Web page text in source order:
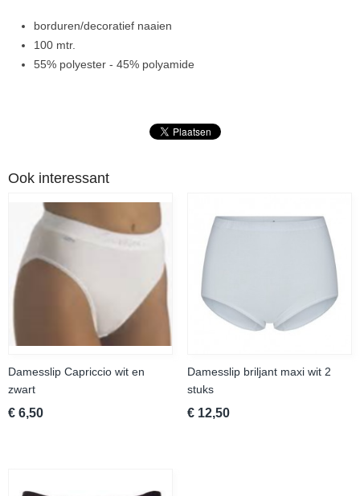
borduren/decoratief naaien
100 mtr.
55% polyester - 45% polyamide
Ook interessant
Damesslip Capriccio wit en
zwart
€ 6,50
Damesslip briljant maxi wit 2
stuks
€ 12,50